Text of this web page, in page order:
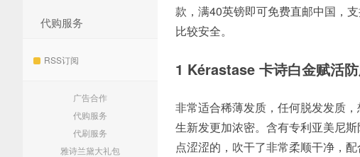
代购服务
RSS订阅
广告合作
代购服务
代刷服务
雅诗兰黛大礼包
款，满40英镑即可免费直邮中国，
比较安全。
1 Kérastase 卡诗白金赋活
非常适合稀薄发质，任何脱发发质
生新发更加浓密。含有专利亚美尼
点涩涩的，吹干了非常柔顺干净，